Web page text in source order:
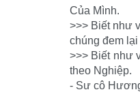
Của Mình.
>>> Biết như
chúng đem lại
>>> Biết như
theo Nghiệp.
- Sư cô